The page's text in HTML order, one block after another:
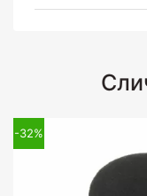
-32%
-14%